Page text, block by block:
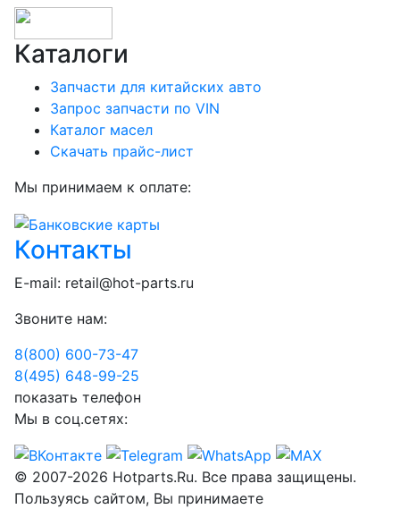
Каталоги
Запчасти для китайских авто
Запрос запчасти по VIN
Каталог масел
Скачать прайс-лист
Мы принимаем к оплате:
Контакты
E-mail: retail@hot-parts.ru
Звоните нам:
8(800) 600-73-47
8(495) 648-99-25
показать телефон
Мы в соц.сетях:
© 2007-2026 Hotparts.Ru. Все права защищены.
Пользуясь сайтом, Вы принимаете